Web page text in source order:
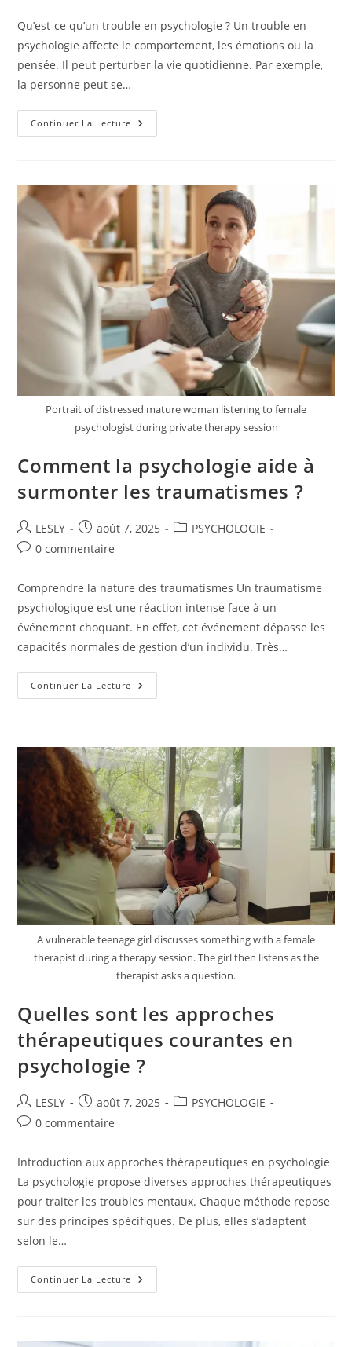
la
publication :
Qu’est-ce qu’un trouble en psychologie ? Un trouble en
psychologie affecte le comportement, les émotions ou la
pensée. Il peut perturber la vie quotidienne. Par exemple,
la personne peut se…
Continuer La Lecture Quels
Sont
En
Psychologie
Portrait of distressed mature woman listening to female
psychologist during private therapy session
Comment la psychologie aide à
surmonter les traumatismes ?
Auteur/autrice
de
LESLY
Publication
publiée :
août 7, 2025
PostPSYCHOLOGIE
Commentaires
la
publication :
0 commentaire
Comprendre la nature des traumatismes Un traumatisme
psychologique est une réaction intense face à un
événement choquant. En effet, cet événement dépasse les
capacités normales de gestion d’un individu. Très…
Continuer La Lecture Comment
La
Les
Traumatismes
?
A vulnerable teenage girl discusses something with a female
therapist during a therapy session. The girl then listens as the
therapist asks a question.
Quelles sont les approches
thérapeutiques courantes en
psychologie ?
Auteur/autrice
de
LESLY
Publication
publiée :
août 7, 2025
PostPSYCHOLOGIE
Commentaires
publication :
0 commentaire
Introduction aux approches thérapeutiques en psychologie
La psychologie propose diverses approches thérapeutiques
pour traiter les troubles mentaux. Chaque méthode repose
sur des principes spécifiques. De plus, elles s’adaptent
selon le…
Continuer La Lecture Quelles
Sont